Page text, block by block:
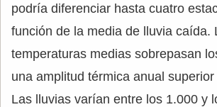
podría diferenciar hasta cuatro
función de la media de lluvia caída.
temperaturas medias sobrepasan
una amplitud térmica anual superior
Las lluvias varían entre los 1.000 y